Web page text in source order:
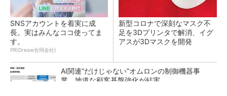
SNSアカウントを着実に成
長。実はみんなココ使ってま
す。
PR(Dreaw合同会社)
新型コロナで深刻なマスク不
足を3Dプリンタで解消、イグ
アスが3Dマスクを開発
AI関連“だけじゃない”オムロンの制御機器事
業、地道な顧客基盤強化が結実